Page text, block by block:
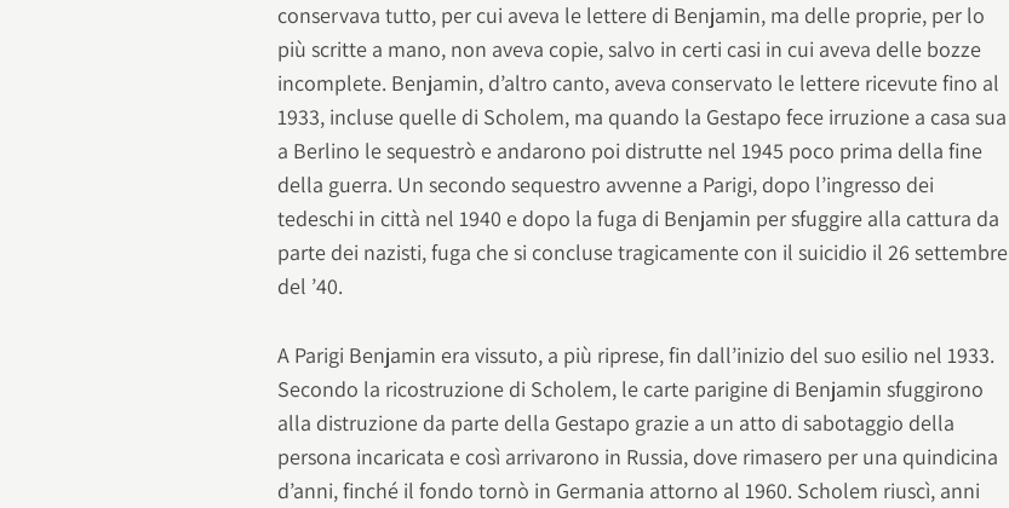
conservava tutto, per cui aveva le lettere di Benjamin, ma delle proprie, per lo
più scritte a mano, non aveva copie, salvo in certi casi in cui aveva delle bozze
incomplete. Benjamin, d’altro canto, aveva conservato le lettere ricevute fino al
1933, incluse quelle di Scholem, ma quando la Gestapo fece irruzione a casa sua
a Berlino le sequestrò e andarono poi distrutte nel 1945 poco prima della fine
della guerra. Un secondo sequestro avvenne a Parigi, dopo l’ingresso dei
tedeschi in città nel 1940 e dopo la fuga di Benjamin per sfuggire alla cattura da
parte dei nazisti, fuga che si concluse tragicamente con il suicidio il 26 settembre
del ’40.
A Parigi Benjamin era vissuto, a più riprese, fin dall’inizio del suo esilio nel 1933.
Secondo la ricostruzione di Scholem, le carte parigine di Benjamin sfuggirono
alla distruzione da parte della Gestapo grazie a un atto di sabotaggio della
persona incaricata e così arrivarono in Russia, dove rimasero per una quindicina
d’anni, finché il fondo tornò in Germania attorno al 1960. Scholem riuscì, anni